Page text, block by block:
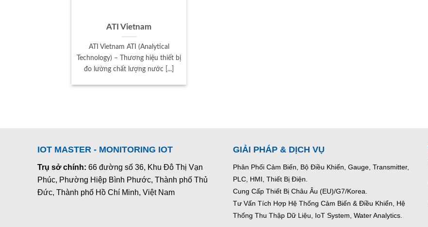
ATI Vietnam
ATI Vietnam ATI (Analytical
Technology) – Thương hiệu thiết bị
đo lường chất lượng nước [...]
IOT MASTER - MONITORING IOT
Trụ sở chính: 66 đường số 36, Khu Đô Thị Vạn
Phúc, Phường Hiệp Bình Phước, Thành phố Thủ
Đức, Thành phố Hồ Chí Minh, Việt Nam
GIẢI PHÁP & DỊCH VỤ
Phân Phối Cảm Biến, Bộ Điều Khiển, Gauge, Transmitter,
PLC, HMI, Thiết Bị Điện.
Cung Cấp Thiết Bị Châu Âu (EU)/G7/Korea.
Tư Vấn Tích Hợp Hệ Thống Cảm Biến & Điều Khiển, Hệ
Thống Thu Thập Dữ Liệu, IoT System, Water Analytics.